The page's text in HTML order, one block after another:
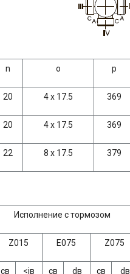
n о р
20 4 х 17.5 369
20 4 х 17.5 369
22 8 х 17.5 379
Исполнение с тормозом
Z015 Е075 Z075
св <iв св dв св dв